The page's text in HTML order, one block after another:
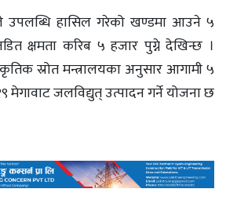
उपलब्धि हासिल गरेको खण्डमा आउने ५
क्षमता करिब ५ हजार पुग्ने देखिन्छ ।
स्रोत मन्त्रालयका अनुसार आगामी ५
मेगावाट जलविद्युत् उत्पादन गर्ने योजना छ